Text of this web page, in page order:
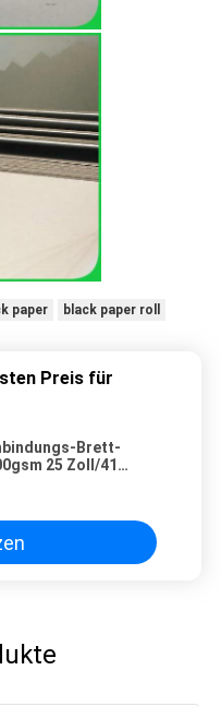
paper black paper roll
Preis für
Brett-
25 Zoll/41